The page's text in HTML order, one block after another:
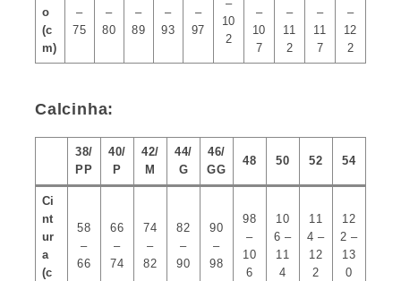
o
(c
m)
–
75
–
80
–
89
–
93
–
97
–
10
2
–
10
7
–
11
2
–
11
7
–
12
2
Calcinha:
38/
PP
40/
P
42/
M
44/
G
46/
GG
48 50 52 54
Ci
nt
ur
a
(c
58
–
66
66
–
74
74
–
82
82
–
90
90
–
98
98
–
10
6
10
6 –
11
4
11
4 –
12
2
12
2 –
13
0